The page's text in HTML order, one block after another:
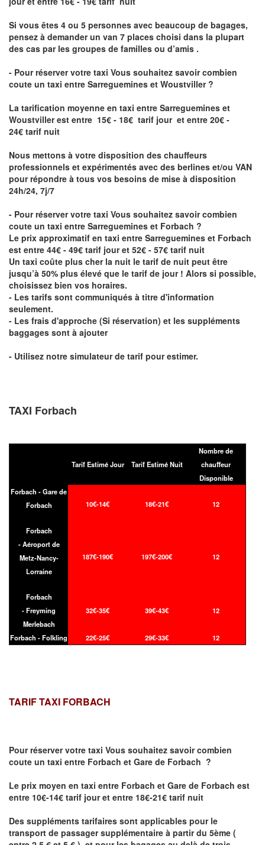
Si vous êtes 4 ou 5 personnes avec beaucoup de bagages,
pensez à demander un van 7 places choisi dans la plupart
des cas par les groupes de familles ou d’amis .
- Pour réserver votre taxi Vous souhaitez savoircombien
coute un taxi entre Sarreguemines et Woustviller ?
La tarification moyenne en taxi entre Sarreguemines et
Woustviller est entre 15€ - 18€ tarif jour et entre 20€ -
24€ tarif nuit
Nous mettons à votre disposition des chauffeurs
professionnels et expérimentés avec des berlines et/ou VAN
pour répondre à tous vos besoins de mise à disposition
24h/24, 7j/7
- Pour réserver votre taxi Vous souhaitez savoircombien
coute un taxi entre Sarreguemines et Forbach ?
Le prix approximatif en taxi entre Sarreguemines et Forbach
est entre 44€ - 49€ tarif jour et 52€ - 57€ tarif nuit
Un taxi coûte plus cher la nuit le tarif de nuit peut être
jusqu’à 50% plus élevé que le tarif de jour ! Alors si possible,
choisissez bien vos horaires.
- Les tarifs sont communiqués à titre d'information
seulement.
- Les frais d'approche (Si réservation) et les suppléments
baggages sont à ajouter
- Utilisez notre simulateur de tarif pour estimer.
TAXI Forbach
Tarif Estimé Jour Tarif Estimé Nuit
Nombre de
chauffeur
Disponible
Forbach - Gare de
Forbach
10€-14€ 18€-21€ 12
Forbach
- Aéroport de
Metz-Nancy-
Lorraine
187€-190€ 197€-200€ 12
Forbach
- Freyming
Merlebach
32€-35€ 39€-43€ 12
Forbach - Folkling 22€-25€ 29€-33€ 12
TARIF TAXI FORBACH
Pour réserver votre taxi Vous souhaitez savoircombien
coute un taxi entre Forbach et Gare de Forbach ?
Le prix moyen en taxi entre Forbach et Gare de Forbach est
entre 10€-14€ tarif jour et entre 18€-21€ tarif nuit
Des suppléments tarifaires sont applicables pour le
transport de passager supplémentaire à partir du 5ème (